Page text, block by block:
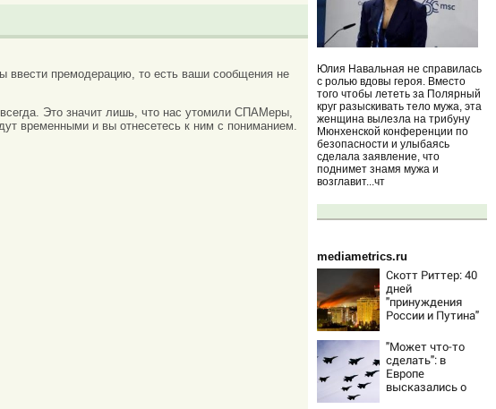
премодерацию, то есть ваши сообщения не
Это значит лишь, что нас утомили СПАМеры,
временными и вы отнесетесь к ним с пониманием.
Юлия Навальная не справилась
с ролью вдовы героя. Вместо
того чтобы лететь за Полярный
круг разыскивать тело мужа, эта
женщина вылезла на трибуну
Мюнхенской конференции по
безопасности и улыбаясь
сделала заявление, что
поднимет знамя мужа и
возглавит...чт
mediametrics.ru
Скотт Риттер: 40
дней
"принуждения
России и Путина"
крах режима
Зеленского
"Может что-то
сделать": в
Европе
высказались о